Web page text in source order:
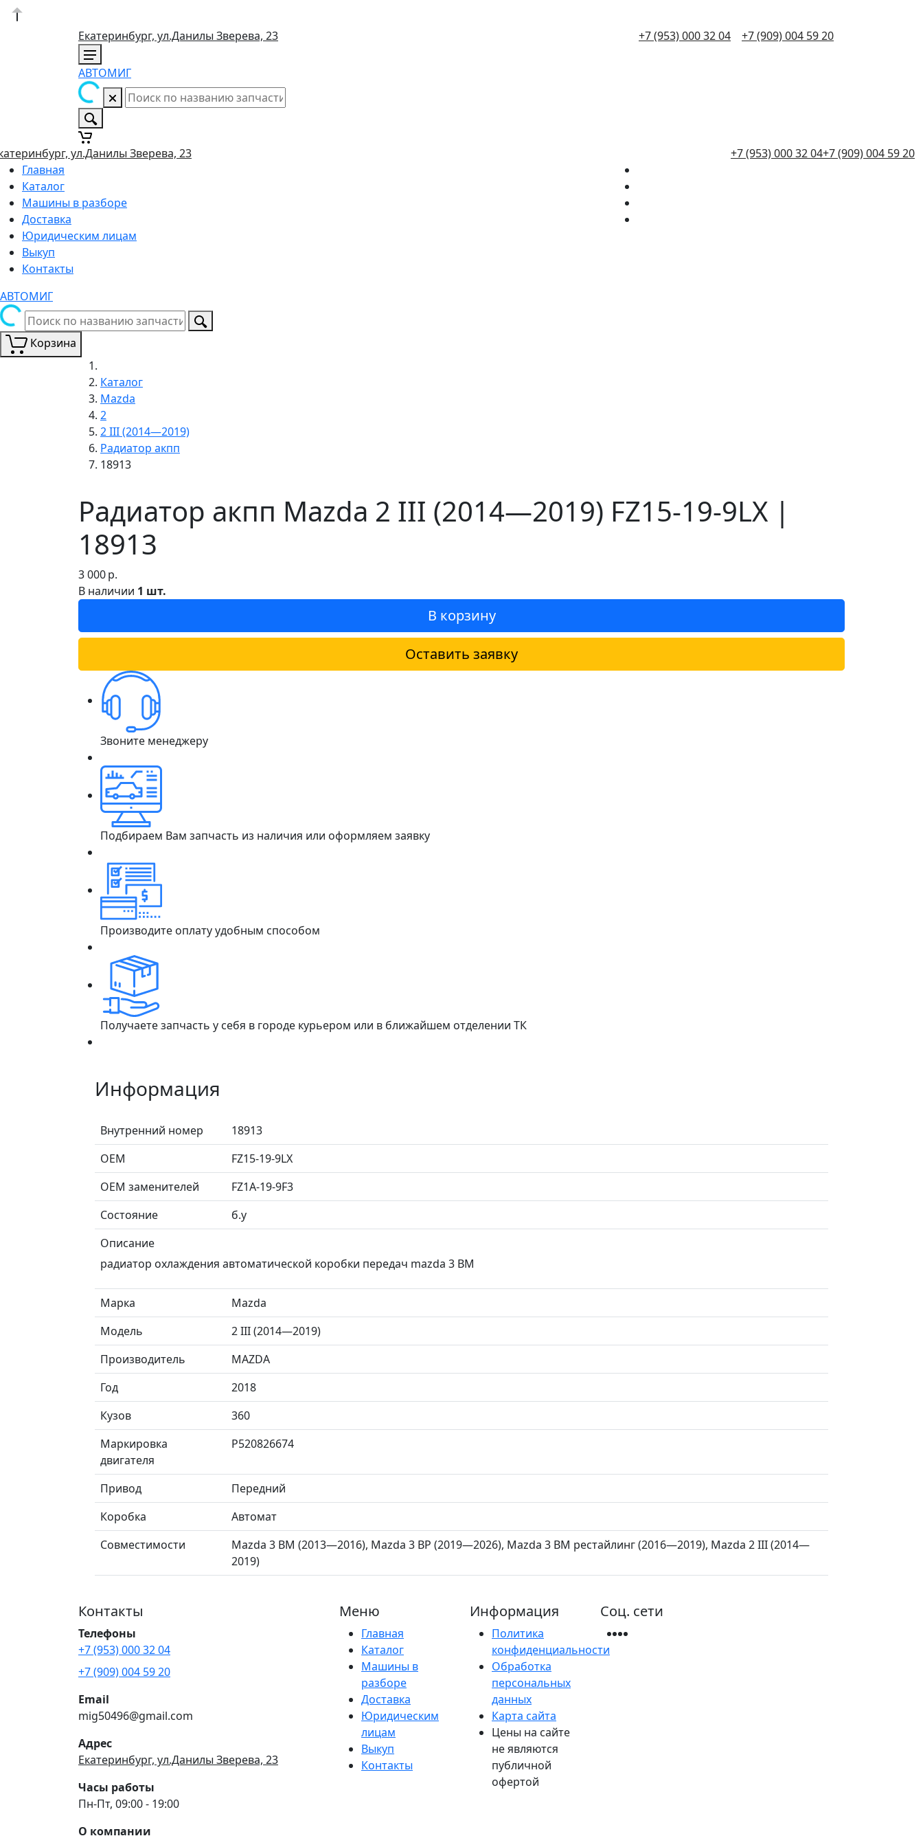
Екатеринбург, ул.Данилы Зверева, 23 +7 (953) 000 32 04 +7 (909) 004 59 20
АВТОМИГ
ул.Данилы Зверева, 23 +7 (953) 000 32 04+7 (909) 004 59 20
Главная
Каталог
Машины в разборе
Доставка
Юридическим лицам
Выкуп
Контакты
АВТОМИГ
Корзина
Каталог
Mazda
2
2 III (2014—2019)
Радиатор акпп
18913
Радиатор акпп Mazda 2 III (2014—2019) FZ15-19-9LX |
18913
3 000р.
В наличии 1 шт.
В корзину
Оставить заявку
Звоните менеджеру
Подбираем Вам запчасть из наличия или оформляем заявку
Производите оплату удобным способом
Получаете запчасть у себя в городе курьером или в ближайшем отделении ТК
Информация
Внутренний номер
18913
ОЕМ
FZ15-19-9LX
ОЕМ заменителей
FZ1A-19-9F3
Состояние
б.у
Описание
радиатор охлаждения автоматической коробки передач mazda 3 BM
Марка
Mazda
Модель
2 III (2014—2019)
Производитель
MAZDA
Год
2018
Кузов
360
Маркировка
двигателя
P520826674
Привод
Передний
Коробка
Автомат
Совместимости
Mazda 3 BM (2013—2016), Mazda 3 BP (2019—2026), Mazda 3 BM рестайлинг (2016—2019), Mazda 2 III (2014—
2019)
Контакты
Телефоны
+7 (953) 000 32 04
+7 (909) 004 59 20
Email
mig50496@gmail.com
Адрес
Екатеринбург, ул.Данилы Зверева, 23
Часы работы
Пн-Пт, 09:00 - 19:00
О компании
Меню
Главная
Каталог
Машины в
разборе
Доставка
Юридическим
лицам
Выкуп
Контакты
Информация
Политика
конфиденциальности
Обработка
персональных
данных
Карта сайта
Цены на сайте
не являются
публичной
офертой
Соц. сети